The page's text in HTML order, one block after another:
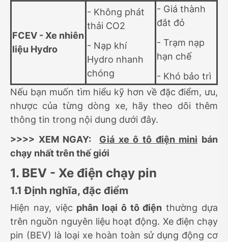
FCEV - Xe nhiên
liệu Hydro
- Không phát
thải CO2
- Nạp khí
Hydro nhanh
chóng
- Giá thành
đắt đỏ
- Trạm nạp
hạn chế
- Khó bảo trì
Nếu bạn muốn tìm hiểu kỹ hơn về đặc điểm, ưu,
nhược của từng dòng xe, hãy theo dõi thêm
thông tin trong nội dung dưới đây.
>>>> XEM NGAY: Giá xe ô tô điện mini bán
chạy nhất trên thế giới
1. BEV - Xe điện chạy pin
1.1 Định nghĩa, đặc điểm
Hiện nay, việc phân loại ô tô điện thường dựa
trên nguồn nguyên liệu hoạt động. Xe điện chạy
pin (BEV) là loại xe hoàn toàn sử dụng động cơ